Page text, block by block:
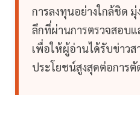
การลงทุนอย่างใกล้ชิด
ลึกที่ผ่านการตรวจสอบ
เพื่อให้ผู้อ่านได้รับข่าว
ประโยชน์สูงสุดต่อการตั